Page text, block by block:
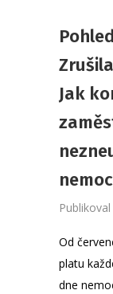
Jak
Publikoval
Od
platu
dne